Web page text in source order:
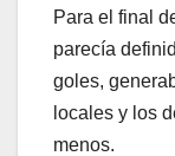
Para el final
parecía
goles,
locales y los
menos.